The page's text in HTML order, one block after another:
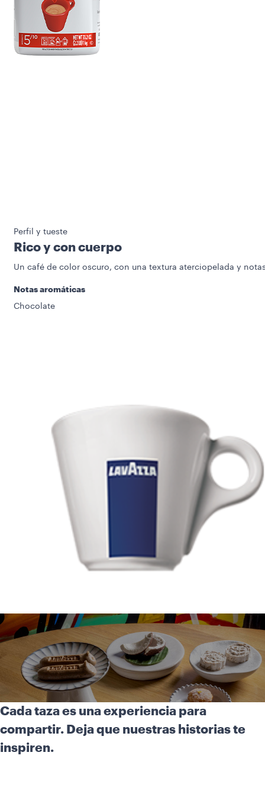
Perfil y tueste
Rico y con cuerpo
Un café de color oscuro, con una textura aterciopelada y
Notas aromáticas
Chocolate
Cada taza es una experiencia para
compartir. Deja que nuestras historias te
inspiren.